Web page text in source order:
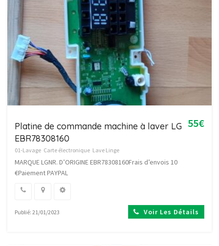
55€
Platine de commande machine à laver LG
EBR78308160
01-Lavage Carte électronique Lave Linge
MARQUE LGNR. D’ORIGINE EBR78308160Frais d’envois 10
€Paiement PAYPAL
Publié: 21/01/2023 Voir Les Détails